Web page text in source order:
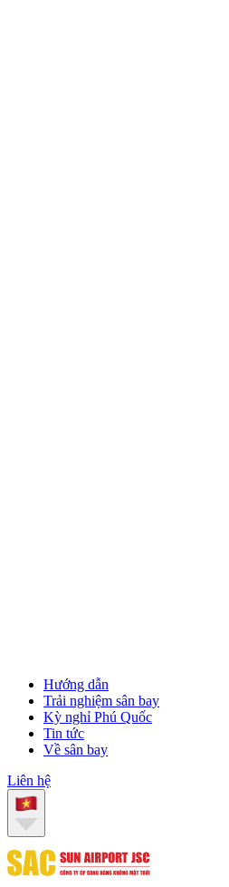
Hướng dẫn
Trải nghiệm sân bay
Kỳ nghỉ Phú Quốc
Tin tức
Về sân bay
Liên hệ